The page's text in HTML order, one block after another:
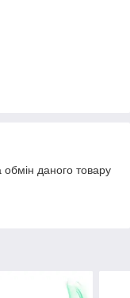
даного товару